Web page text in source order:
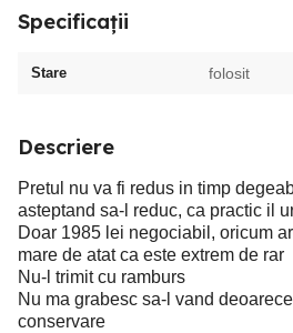
Specificații
Stare folosit
Descriere
Pretul nu va fi redus in timp
asteptand sa-l reduc, ca practic il
Doar 1985 lei negociabil, oricum
mare de atat ca este extrem de rar
Nu-l trimit cu ramburs
Nu ma grabesc sa-l vand
conservare